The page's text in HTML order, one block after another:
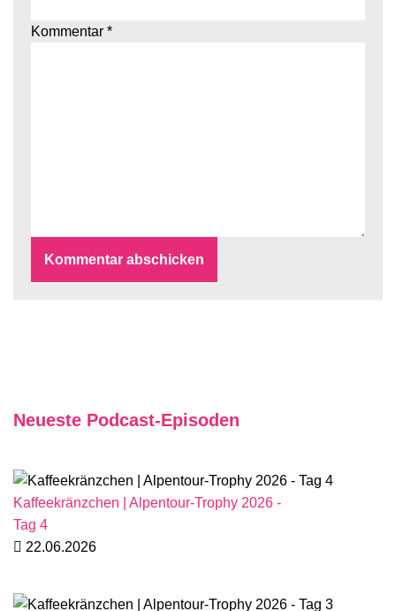
Kommentar *
Neueste Podcast-Episoden
Kaffeekränzchen | Alpentour-Trophy 2026 -
Tag 4
22.06.2026